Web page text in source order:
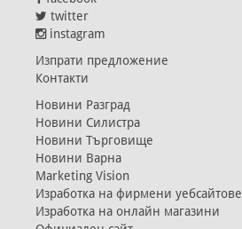
twitter
instagram
Изпрати предложение
Контакти
Новини Разград
Новини Силистра
Новини Търговище
Новини Варна
Marketing Vision
Изработка на фирмени уебсайтове
Изработка на онлайн магазини